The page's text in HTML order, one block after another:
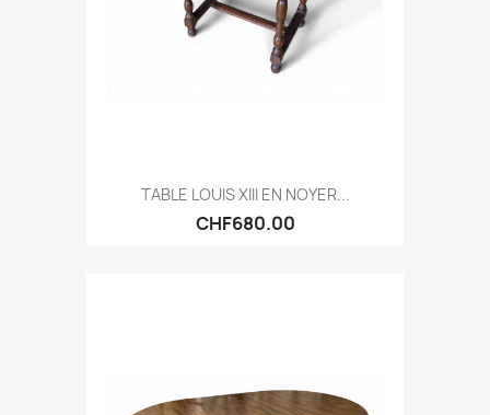
TABLE LOUIS XIII EN NOYER...
CHF680.00